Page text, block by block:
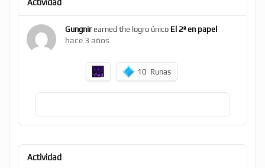
Actividad
Gungnir earned the logro único El 2º en papel
hace 3 años
10 Runas
Actividad